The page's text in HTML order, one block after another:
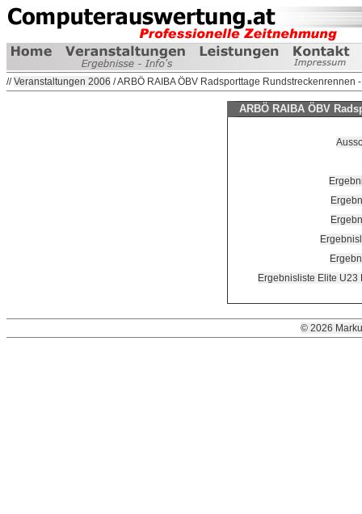
//Veranstaltungen 2006 / ARBÖ RAIBA ÖBV Radsporttage Rundstreckenrennen
ARBÖ RAIBA ÖBV
Ergebnisliste Elite U23
© 2026